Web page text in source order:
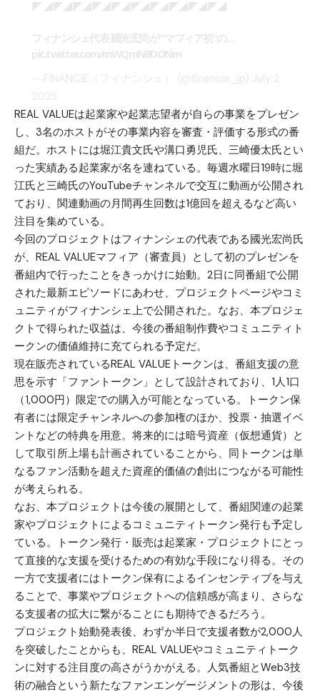
REAL VALUEは起業家や起業志望者が自らの事業をプレゼン
し、3名のホストがその事業内容を審査・評価する形式の番
組だ。ホストには堀江貴文氏や溝口勇児氏、三崎優太氏とい
った実績ある起業家が名を連ねている。毎週水曜日19時に堀
江氏と三崎氏のYouTubeチャンネルで交互に動画が公開され
ており、関連動画の月間再生回数は1億回を超えるなど高い
注目を集めている。
今回のプロジェクトはフィナンシェの代表である國光宏尚氏
が、REAL VALUEマフィア（審査員）として初のプレゼンを
番組内で行ったことをきっかけに始動。2日に同番組で公開
された最新エピソードにあわせ、プロジェクトページやコミ
ュニティがフィナンシェ上で公開された。なお、本プロジェ
クトで得られた収益は、今後の番組制作費やコミュニティト
ークンの価値維持に充てられる予定だ。
現在販売されているREAL VALUEトークンは、番組支援の意
思を示す「ファントークン」として設計されており、1人1口
（1,000円）限定での購入が可能となっている。トークン保
有者には限定チャンネルへの参加権のほか、投票・抽選イベ
ントなどの特典を用意。将来的には暗号資産（仮想通貨）と
して取引所上場も計画されていることから、同トークンは単
なるファン活動を超えた資産的価値の創出につながる可能性
が考えられる。
なお、本プロジェクトは今後の展開として、番組関連の起業
家やプロジェクトによるコミュニティトークン発行も予定し
ている。トークン発行・販売は起業家・プロジェクトにとっ
て直接的な支援を受けるための有効な手段になり得る。その
一方で支援者にはトークン保有によるインセンティブを与え
ることで、事業やプロジェクトへの信頼感が高まり、さらな
る支援者の拡大に繋がることにも期待できるだろう。
プロジェクト始動発表後、わずか半日で支援者数が2,000人
を突破したことからも、REAL VALUEやコミュニティトーク
ンに対する注目度の高さがうかがえる。人気番組とWeb3技
術の融合という新たなファンエンゲージメントの形は、今後